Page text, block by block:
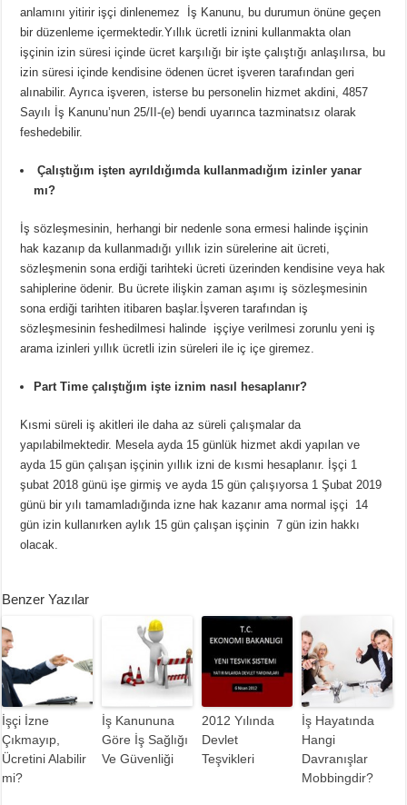
anlamını yitirir işçi dinlenemez İş Kanunu, bu durumun önüne geçen
bir düzenleme içermektedir.Yıllık ücretli iznini kullanmakta olan
işçinin izin süresi içinde ücret karşılığı bir işte çalıştığı anlaşılırsa, bu
izin süresi içinde kendisine ödenen ücret işveren tarafından geri
alınabilir. Ayrıca işveren, isterse bu personelin hizmet akdini, 4857
Sayılı İş Kanunu’nun 25/II-(e) bendi uyarınca tazminatsız olarak
feshedebilir.
Çalıştığım işten ayrıldığımda kullanmadığım izinler yanar
mı?
İş sözleşmesinin, herhangi bir nedenle sona ermesi halinde işçinin
hak kazanıp da kullanmadığı yıllık izin sürelerine ait ücreti,
sözleşmenin sona erdiği tarihteki ücreti üzerinden kendisine veya hak
sahiplerine ödenir. Bu ücrete ilişkin zaman aşımı iş sözleşmesinin
sona erdiği tarihten itibaren başlar.İşveren tarafından iş
sözleşmesinin feshedilmesi halinde işçiye verilmesi zorunlu yeni iş
arama izinleri yıllık ücretli izin süreleri ile iç içe giremez.
Part Time çalıştığım işte iznim nasıl hesaplanır?
Kısmi süreli iş akitleri ile daha az süreli çalışmalar da
yapılabilmektedir. Mesela ayda 15 günlük hizmet akdi yapılan ve
ayda 15 gün çalışan işçinin yıllık izni de kısmi hesaplanır. İşçi 1
şubat 2018 günü işe girmiş ve ayda 15 gün çalışıyorsa 1 Şubat 2019
günü bir yılı tamamladığında izne hak kazanır ama normal işçi 14
gün izin kullanırken aylık 15 gün çalışan işçinin 7 gün izin hakkı
olacak.
Benzer Yazılar
İşçi İzne
Çıkmayıp,
Ücretini Alabilir
mi?
İş Kanununa
Göre İş Sağlığı
Ve Güvenliği
2012 Yılında
Devlet
Teşvikleri
İş Hayatında
Hangi
Davranışlar
Mobbingdir?